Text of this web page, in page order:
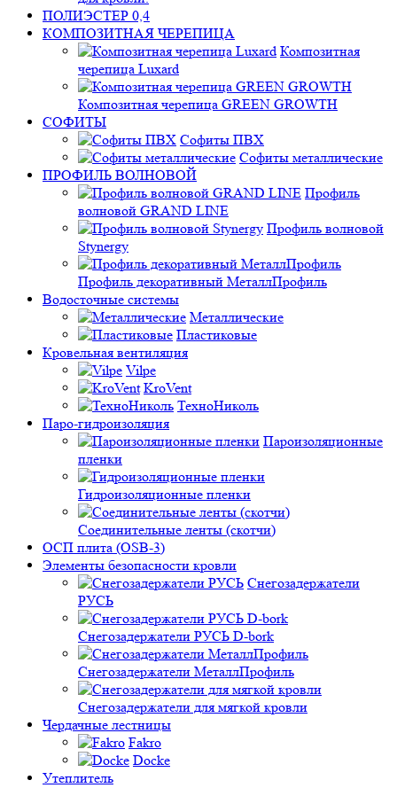
ПОЛИЭСТЕР 0,4
КОМПОЗИТНАЯ ЧЕРЕПИЦА
Композитная
черепица Luxard
Композитная черепица GREEN GROWTH
СОФИТЫ
Софиты ПВХ
Софиты металлические
ПРОФИЛЬ ВОЛНОВОЙ
Профиль
волновой GRAND LINE
Профиль волновой
Stynergy
Профиль декоративный МеталлПрофиль
Водосточные системы
Металлические
Пластиковые
Кровельная вентиляция
Vilpe
KroVent
ТехноНиколь
Паро-гидроизоляция
Пароизоляционные
пленки
Гидроизоляционные пленки
Соединительные ленты (скотчи)
ОСП плита (OSB-3)
Элементы безопасности кровли
Снегозадержатели
РУСЬ
Снегозадержатели РУСЬ D-bork
Снегозадержатели МеталлПрофиль
Снегозадержатели для мягкой кровли
Чердачные лестницы
Fakro
Docke
Утеплитель